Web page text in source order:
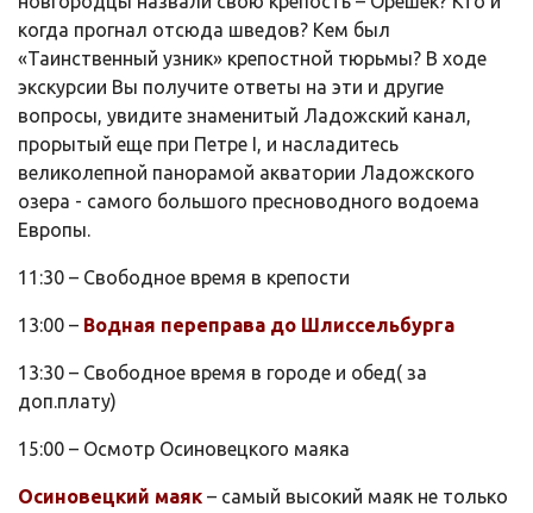
когда прогнал отсюда шведов? Кем был
«Таинственный узник» крепостной тюрьмы? В ходе
экскурсии Вы получите ответы на эти и другие
вопросы, увидите знаменитый Ладожский канал,
прорытый еще при Петре I, и насладитесь
великолепной панорамой акватории Ладожского
озера - самого большого пресноводного водоема
Европы.
11:30 – Свободное время в крепости
13:00 – Водная переправа до Шлиссельбурга
13:30 – Свободное время в городе и обед( за
доп.плату)
15:00 – Осмотр Осиновецкого маяка
Осиновецкий маяк – самый высокий маяк не только